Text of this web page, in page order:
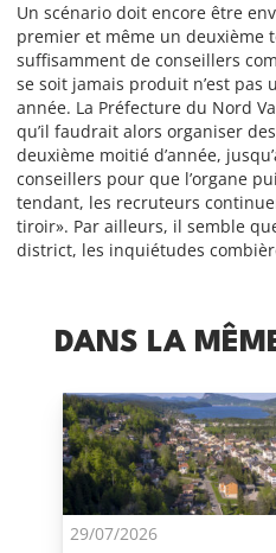
Un scénario doit encore être
premier et même un deuxième
suffisamment de conseillers
se soit jamais produit n’est pas
année. La Préfecture du Nord
qu’il faudrait alors organiser
deuxième moitié d’année,
conseillers pour que l’organe
tendant, les recruteurs
tiroir». Par ailleurs, il semble
district, les inquiétudes
DANS LA
29/07/2026